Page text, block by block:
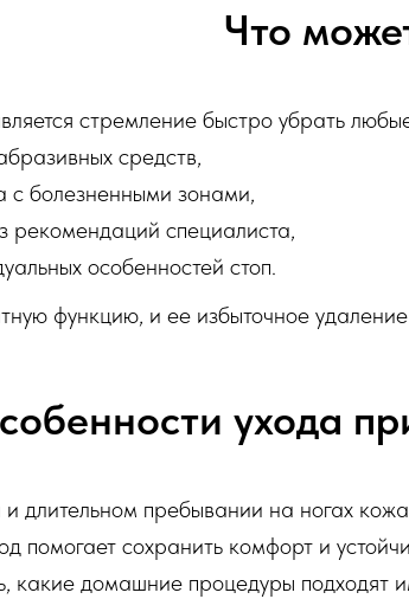
Что
стремление быстро убрать
средств,
с болезненными зонами,
рекомендаций специалиста,
особенностей стоп.
функцию, и ее избыточное
ухода
длительном пребывании на ногах
помогает сохранить комфорт и
какие домашние процедуры подходят